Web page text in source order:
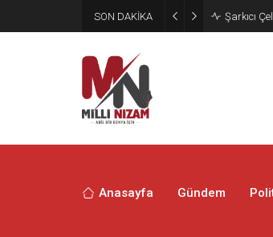
SON DAKİKA İran 2
Anasayfa Gündem